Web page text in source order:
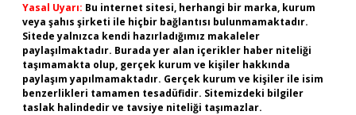
Yasal Uyarı: Bu internet sitesi, herhangi bir marka, kurum
veya şahıs şirketi ile hiçbir bağlantısı bulunmamaktadır.
Sitede yalnızca kendi hazırladığımız makaleler
paylaşılmaktadır. Burada yer alan içerikler haber niteliği
taşımamakta olup, gerçek kurum ve kişiler hakkında
paylaşım yapılmamaktadır. Gerçek kurum ve kişiler ile isim
benzerlikleri tamamen tesadüfidir. Sitemizdeki bilgiler
taslak halindedir ve tavsiye niteliği taşımazlar.